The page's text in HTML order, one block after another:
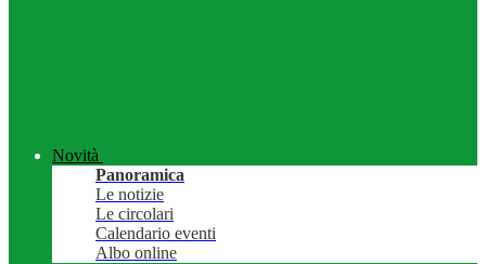
Novità
Panoramica
Le notizie
Le circolari
Calendario eventi
Albo online